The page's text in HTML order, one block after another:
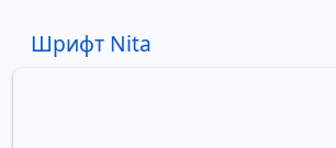
Шрифт Nita